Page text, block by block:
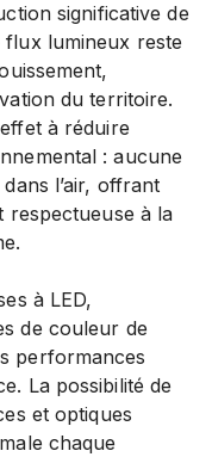
significative de
flux lumineux reste
du territoire.
à réduire
: aucune
l’air, offrant
respectueuse à la
à LED,
de couleur de
performances
La possibilité de
et optiques
chaque